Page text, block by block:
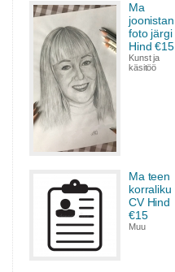
Ma
joonistan
foto järgi
Hind €15
Kunst ja
käsitöö
Ma teen
korraliku
CV Hind
€15
Muu